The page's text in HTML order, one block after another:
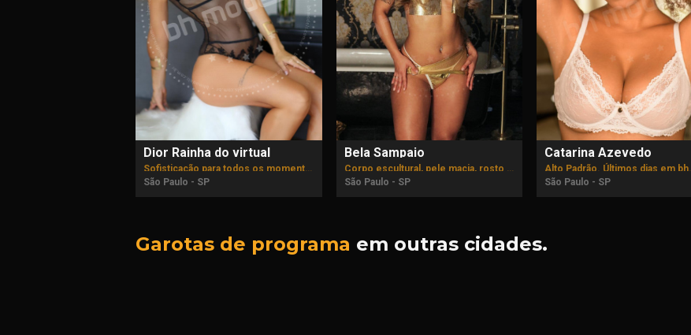
Dior Rainha do virtual
Sofisticação para todos os momentos
São Paulo - SP
Bela Sampaio
Corpo escultural, pele macia, rosto delicado e uma voz irresistível.
São Paulo - SP
Catarina Azevedo
Alto Padrão. Últimos dias em bh.
São Paulo - SP
Garotas de programa em outras cidades.